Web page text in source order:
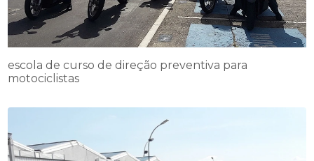
escola de curso de direção preventiva para
motociclistas